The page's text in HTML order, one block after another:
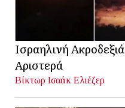
Ισραηλινή
Αριστερά
Βίκτωρ Ισαάκ Ελιέζερ